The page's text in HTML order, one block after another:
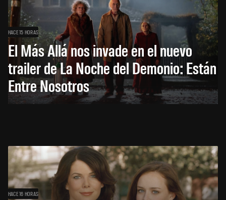
HACE 15 HORAS
El Más Allá nos invade en el nuevo
trailer de La Noche del Demonio: Están
Entre Nosotros
HACE 16 HORAS